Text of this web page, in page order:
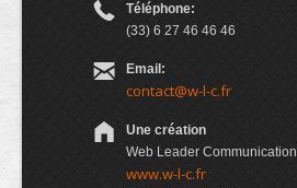
Téléphone:
(33) 6 27 46 46 46
Email:
contact@w-l-c.fr
Une création
Web Leader Communication
www.w-l-c.fr